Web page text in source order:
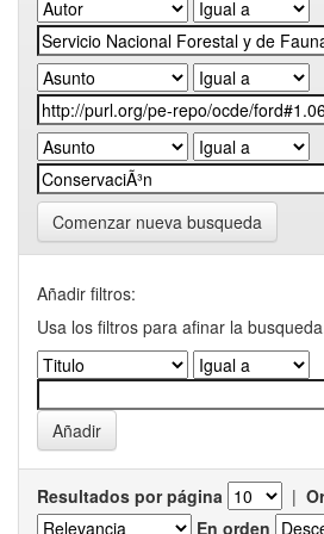
Comenzar nueva busqueda
Añadir filtros:
Usa los filtros para afinar la
Resultados por página |
En orden